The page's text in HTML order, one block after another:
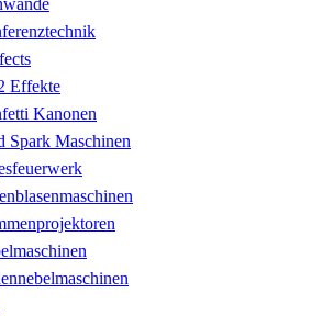
Effekte
Kanonen
Spark Maschinen